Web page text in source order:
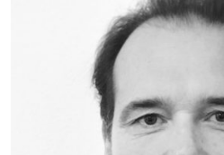
Kompresjon / Arr